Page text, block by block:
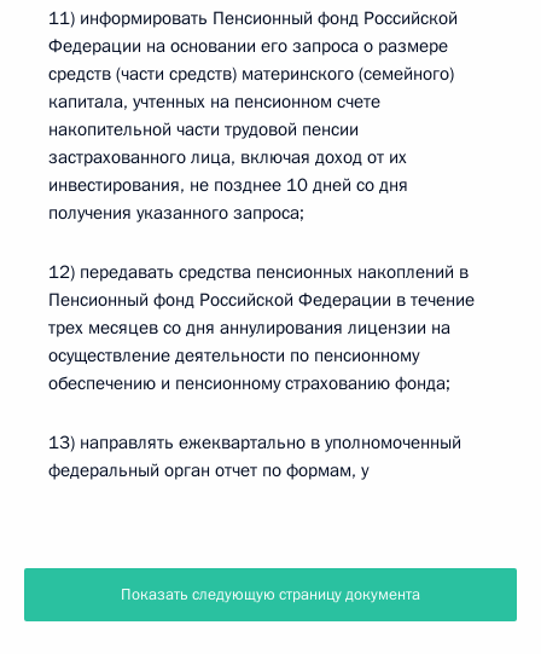
11) информировать Пенсионный фонд Российской
Федерации на основании его запроса о размере
средств (части средств) материнского (семейного)
капитала, учтенных на пенсионном счете
накопительной части трудовой пенсии
застрахованного лица, включая доход от их
инвестирования, не позднее 10 дней со дня
получения указанного запроса;
12) передавать средства пенсионных накоплений в
Пенсионный фонд Российской Федерации в течение
трех месяцев со дня аннулирования лицензии на
осуществление деятельности по пенсионному
обеспечению и пенсионному страхованию фонда;
13) направлять ежеквартально в уполномоченный
федеральный орган отчет по формам, у
Показать следующую страницу документа